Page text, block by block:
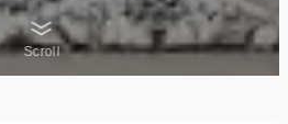
Scroll